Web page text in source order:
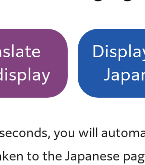
you will
to the Japanese
最近チェックしたページ
最近、チェックしたページはあ